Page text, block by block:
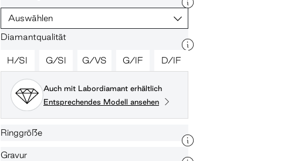
Auswählen
Diamantqualität
H/SI G/SI G/VS G/IF D/IF
Auch mit Labordiamant erhältlich
Entsprechendes Modell ansehen
Ringgröße
Gravur